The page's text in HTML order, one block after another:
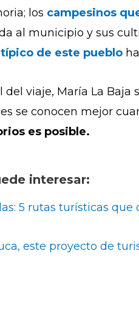
los campesinos
al municipio y sus
de este pueblo
del viaje, María La Baja
se conocen mejor
es posible.
interesar:
5 rutas turísticas
este proyecto de